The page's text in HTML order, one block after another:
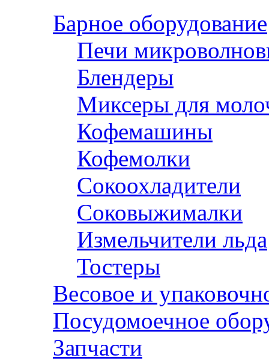
Барное оборудование
Печи
Блендеры
Миксеры для
Кофемашины
Кофемолки
Сокоохладители
Соковыжималки
Измельчители льда
Тостеры
Весовое и
Посудомоечное
Запчасти